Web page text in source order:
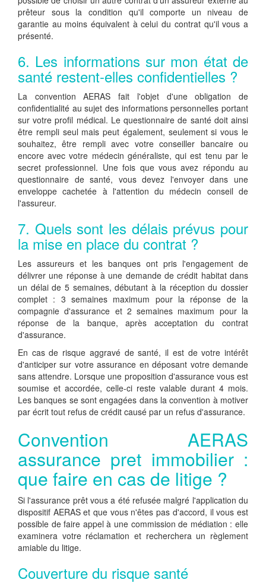
prêteur sous la condition qu'il comporte un niveau de
garantie au moins équivalent à celui du contrat qu'il vous a
présenté.
6. Les informations sur mon état de
santé restent-elles confidentielles ?
La convention AERAS fait l'objet d'une obligation de
confidentialité au sujet des informations personnelles portant
sur votre profil médical. Le questionnaire de santé doit ainsi
être rempli seul mais peut également, seulement si vous le
souhaitez, être rempli avec votre conseiller bancaire ou
encore avec votre médecin généraliste, qui est tenu par le
secret professionnel. Une fois que vous avez répondu au
questionnaire de santé, vous devez l'envoyer dans une
enveloppe cachetée à l'attention du médecin conseil de
l'assureur.
7. Quels sont les délais prévus pour
la mise en place du contrat ?
Les assureurs et les banques ont pris l'engagement de
délivrer une réponse à une demande de crédit habitat dans
un délai de 5 semaines, débutant à la réception du dossier
complet : 3 semaines maximum pour la réponse de la
compagnie d'assurance et 2 semaines maximum pour la
réponse de la banque, après acceptation du contrat
d'assurance.
En cas de risque aggravé de santé, il est de votre intérêt
d'anticiper sur votre assurance en déposant votre demande
sans attendre. Lorsque une proposition d'assurance vous est
soumise et accordée, celle-ci reste valable durant 4 mois.
Les banques se sont engagées dans la convention à motiver
par écrit tout refus de crédit causé par un refus d'assurance.
Convention AERAS
assurance pret immobilier :
que faire en cas de litige ?
Si l'assurance prêt vous a été refusée malgré l'application du
dispositif AERAS et que vous n'êtes pas d'accord, il vous est
possible de faire appel à une commission de médiation : elle
examinera votre réclamation et recherchera un règlement
amiable du litige.
Couverture du risque santé